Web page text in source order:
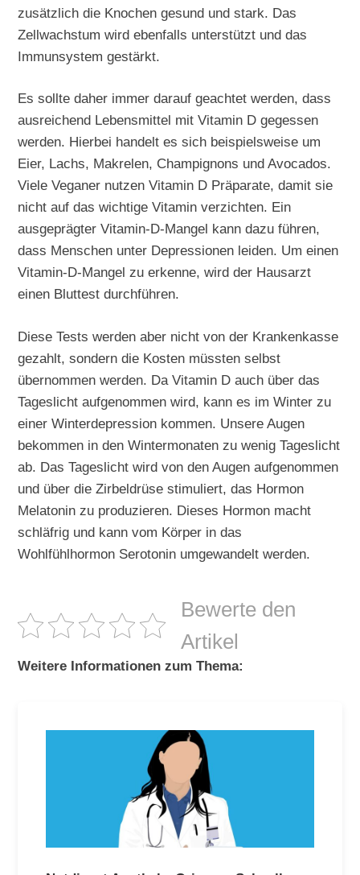
zusätzlich die Knochen gesund und stark. Das
Zellwachstum wird ebenfalls unterstützt und das
Immunsystem gestärkt.
Es sollte daher immer darauf geachtet werden, dass
ausreichend Lebensmittel mit Vitamin D gegessen
werden. Hierbei handelt es sich beispielsweise um
Eier, Lachs, Makrelen, Champignons und Avocados.
Viele Veganer nutzen Vitamin D Präparate, damit sie
nicht auf das wichtige Vitamin verzichten. Ein
ausgeprägter Vitamin-D-Mangel kann dazu führen,
dass Menschen unter Depressionen leiden. Um einen
Vitamin-D-Mangel zu erkenne, wird der Hausarzt
einen Bluttest durchführen.
Diese Tests werden aber nicht von der Krankenkasse
gezahlt, sondern die Kosten müssten selbst
übernommen werden. Da Vitamin D auch über das
Tageslicht aufgenommen wird, kann es im Winter zu
einer Winterdepression kommen. Unsere Augen
bekommen in den Wintermonaten zu wenig Tageslicht
ab. Das Tageslicht wird von den Augen aufgenommen
und über die Zirbeldrüse stimuliert, das Hormon
Melatonin zu produzieren. Dieses Hormon macht
schläfrig und kann vom Körper in das
Wohlfühlhormon Serotonin umgewandelt werden.
Bewerte den
Artikel
Weitere Informationen zum Thema: